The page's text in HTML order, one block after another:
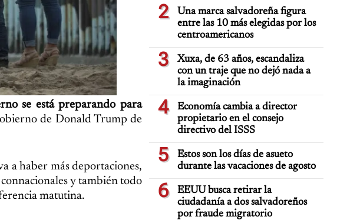
se está preparando para
de Donald Trump de
a haber más deportaciones,
y también todo
matutina.
2
Una marca salvadoreña figura
entre las 10 más elegidas por los
centroamericanos
3
Xuxa, de 63 años, escandaliza
con un traje que no dejó nada a
la imaginación
4
Economía cambia a director
propietario en el consejo
directivo del ISSS
5
Estos son los días de asueto
durante las vacaciones de agosto
6
EEUU busca retirar la
ciudadanía a dos salvadoreños
por fraude migratorio